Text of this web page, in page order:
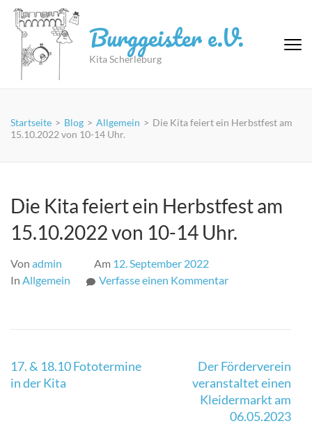
Zum
Inhalt
springen
(Eingabetaste
drücken)
Burggeister e.V.
Kita Scherleburg
Startseite > Blog > Allgemein > Die Kita feiert ein Herbstfest am
15.10.2022 von 10-14 Uhr.
Die Kita feiert ein Herbstfest am
15.10.2022 von 10-14 Uhr.
Von admin Am 12. September 2022
In Allgemein Verfasse einen Kommentarzu
Herbstfest
am
15.10.2022
von
Beitragsnavigation
17. & 18.10 Fototermine
in der Kita
Der Förderverein
veranstaltet einen
Kleidermarkt am
06.05.2023